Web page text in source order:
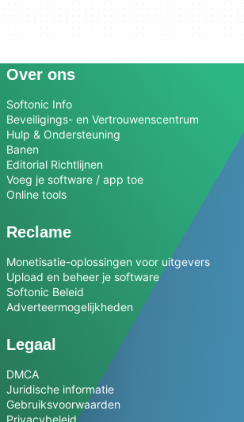
Over ons
Softonic Info
Beveiligings- en Vertrouwenscentrum
Hulp & Ondersteuning
Banen
Editorial Richtlijnen
Voeg je software / app toe
Online tools
Reclame
Monetisatie-oplossingen voor uitgevers
Upload en beheer je software
Softonic Beleid
Adverteermogelijkheden
Legaal
DMCA
Juridische informatie
Gebruiksvoorwaarden
Privacybeleid